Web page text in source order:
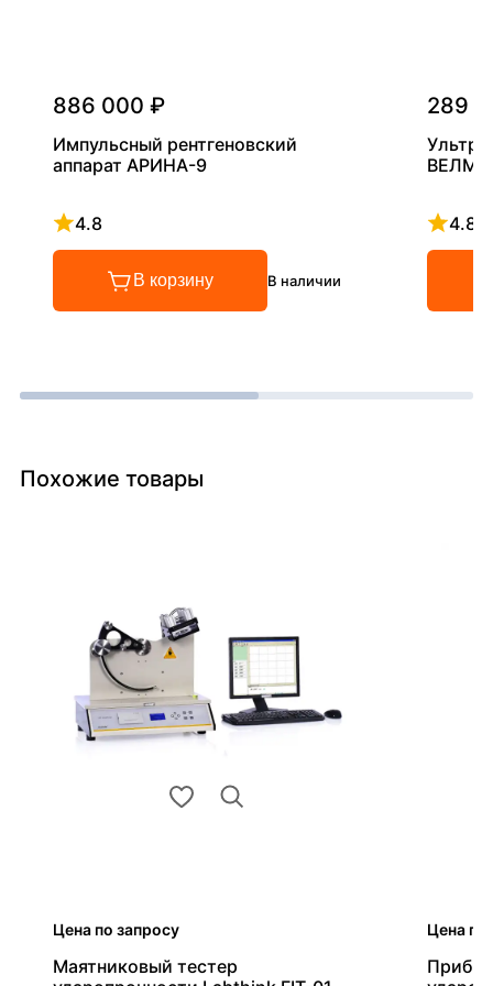
886 000 ₽
Импульсный рентгеновский
аппарат АРИНА-9
4.8
Рейтинг 4.8 из 5
В корзину В наличии
289
4.8
Похожие товары
Цена по запросу
Маятниковый тестер
Цена по